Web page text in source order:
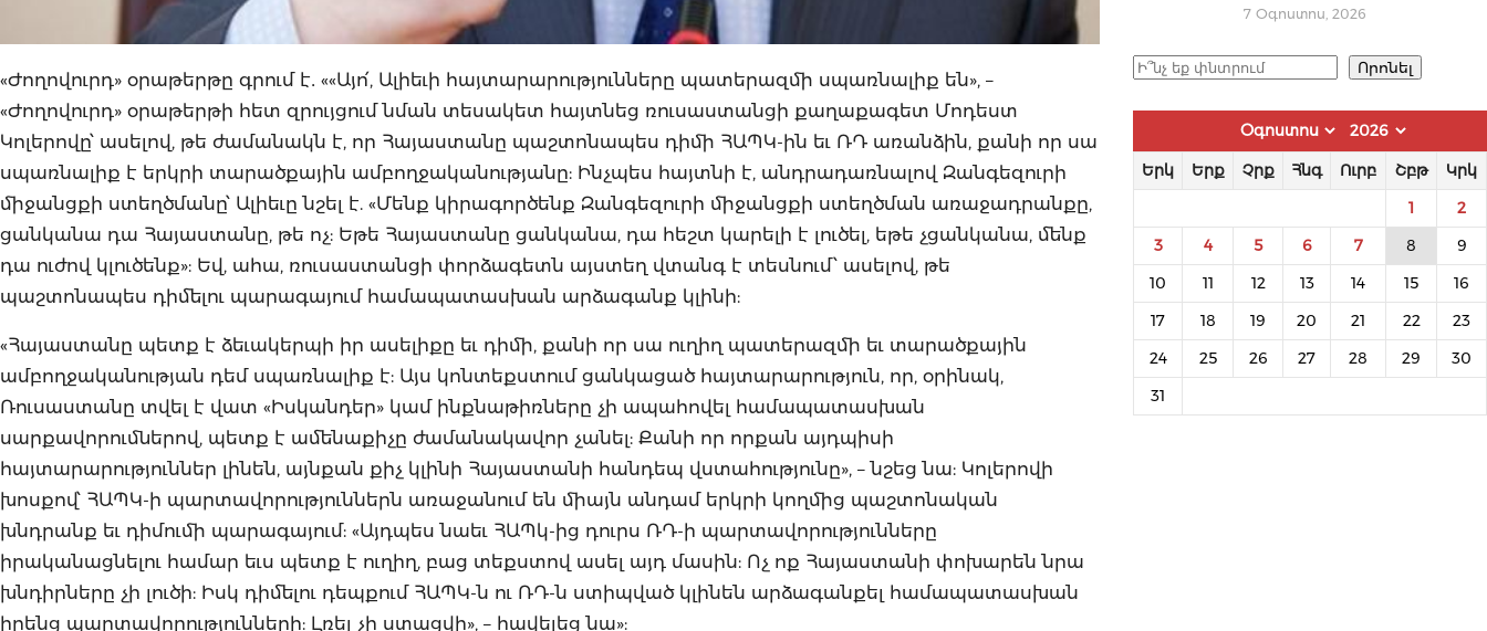
«Ժողովուրդ» օրաթերթը գրում է․ ««Այո՛, Ալիեւի հայտարարությունները պատերազմի սպառնալիք են», –
«Ժողովուրդ» օրաթերթի հետ զրույցում նման տեսակետ հայտնեց ռուսաստանցի քաղաքագետ Մոդեստ
Կոլերովը՝ ասելով, թե ժամանակն է, որ Հայաստանը պաշտոնապես դիմի ՀԱՊԿ-ին եւ ՌԴ առանձին, քանի որ սա
սպառնալիք է երկրի տարածքային ամբողջականությանը: Ինչպես հայտնի է, անդրադառնալով Զանգեզուրի
միջանցքի ստեղծմանը՝ Ալիեւը նշել է. «Մենք կիրագործենք Զանգեզուրի միջանցքի ստեղծման առաջադրանքը,
ցանկանա դա Հայաստանը, թե ոչ: Եթե Հայաստանը ցանկանա, դա հեշտ կարելի է լուծել, եթե չցանկանա, մենք
դա ուժով կլուծենք»: Եվ, ահա, ռուսաստանցի փորձագետն այստեղ վտանգ է տեսնում՝ ասելով, թե
պաշտոնապես դիմելու պարագայում համապատասխան արձագանք կլինի:
«Հայաստանը պետք է ձեւակերպի իր ասելիքը եւ դիմի, քանի որ սա ուղիղ պատերազմի եւ տարածքային
ամբողջականության դեմ սպառնալիք է: Այս կոնտեքստում ցանկացած հայտարարություն, որ, օրինակ,
Ռուսաստանը տվել է վատ «Իսկանդեր» կամ ինքնաթիռները չի ապահովել համապատասխան
սարքավորումներով, պետք է ամենաքիչը ժամանակավոր չանել: Քանի որ որքան այդպիսի
հայտարարություններ լինեն, այնքան քիչ կլինի Հայաստանի հանդեպ վստահությունը», – նշեց նա: Կոլերովի
խոսքով՝ ՀԱՊԿ-ի պարտավորություններն առաջանում են միայն անդամ երկրի կողմից պաշտոնական
խնդրանք եւ դիմումի պարագայում: «Այդպես նաեւ ՀԱՊկ-ից դուրս ՌԴ-ի պարտավորությունները
իրականացնելու համար եւս պետք է ուղիղ, բաց տեքստով ասել այդ մասին: Ոչ ոք Հայաստանի փոխարեն նրա
խնդիրները չի լուծի: Իսկ դիմելու դեպքում ՀԱՊԿ-ն ու ՌԴ-ն ստիպված կլինեն արձագանքել համապատասխան
իրենց պարտավորությունների: Լռել չի ստացվի», – հավելեց նա»:
7 Օգոստոս, 2026
Որոնել Որոնել
Երկ Երք Չրք Հնգ Ուրբ Շբթ Կրկ
1 2
3 4 5 6 7 8 9
10 11 12 13 14 15 16
17 18 19 20 21 22 23
24 25 26 27 28 29 30
31